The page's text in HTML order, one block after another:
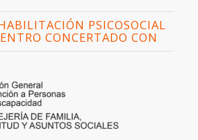
PSICOSOCIAL
CONCERTADO CON